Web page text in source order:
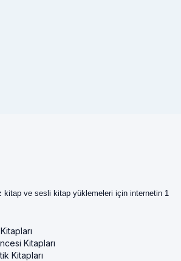
kitap ve sesli kitap yüklemeleri için internetin 1
Kitapları
Kitapları